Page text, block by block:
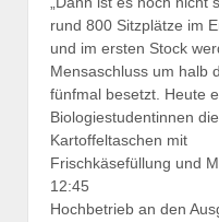
rund 800 Sitzplätze im
und im ersten Stock
Mensaschluss um halb
fünfmal besetzt. Heute
Biologiestudentinnen
Kartoffeltaschen mit
Frischkäsefüllung und
12:45
Hochbetrieb an den